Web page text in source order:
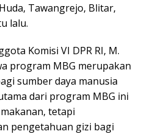
Tawangrejo, Blitar,
lalu.
Komisi VI DPR RI, M.
program MBG merupakan
sumber daya manusia
dari program MBG ini
tetapi
pengetahuan gizi bagi